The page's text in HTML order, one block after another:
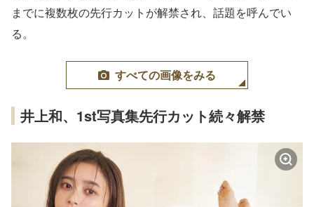
までに複数枚の先行カットが解禁され、話題を呼んでい
る。
すべての画像をみる
井上和、1st写真集先行カット続々解禁